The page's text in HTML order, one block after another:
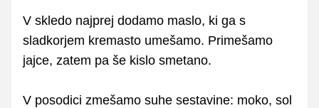
V skledo najprej dodamo maslo, ki ga s
sladkorjem kremasto umešamo. Primešamo
jajce, zatem pa še kislo smetano.
V posodici zmešamo suhe sestavine: moko, sol